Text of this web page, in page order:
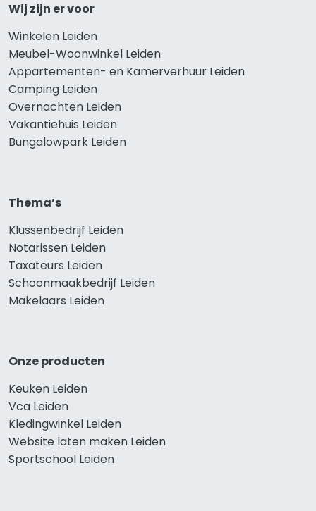
Wij zijn er voor
Winkelen Leiden
Meubel-Woonwinkel Leiden
Appartementen- en Kamerverhuur Leiden
Camping Leiden
Overnachten Leiden
Vakantiehuis Leiden
Bungalowpark Leiden
Thema’s
Klussenbedrijf Leiden
Notarissen Leiden
Taxateurs Leiden
Schoonmaakbedrijf Leiden
Makelaars Leiden
Onze producten
Keuken Leiden
Vca Leiden
Kledingwinkel Leiden
Website laten maken Leiden
Sportschool Leiden